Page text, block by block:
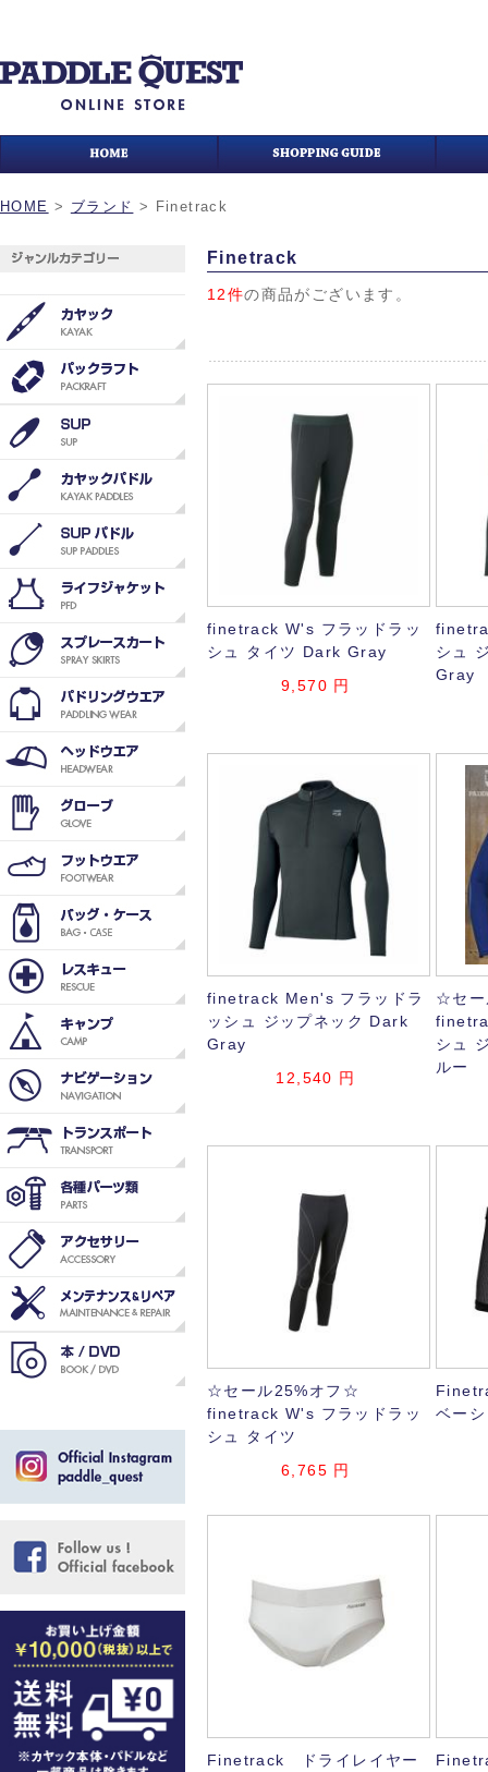
HOME > ブランド > Finetrack
Finetrack
12件の商品がございます。
finetrack W's フラッドラッ
シュ タイツ Dark Gray
9,570 円
シュ
Gray
finetrack Men's フラッドラ
ッシュ ジップネック Dark
Gray
12,540 円
☆セ
シュ
ルー
☆セール25%オフ☆
finetrack W's フラッドラッ
シュ タイツ
6,765 円
ベー
Finetrack ドライレイヤー